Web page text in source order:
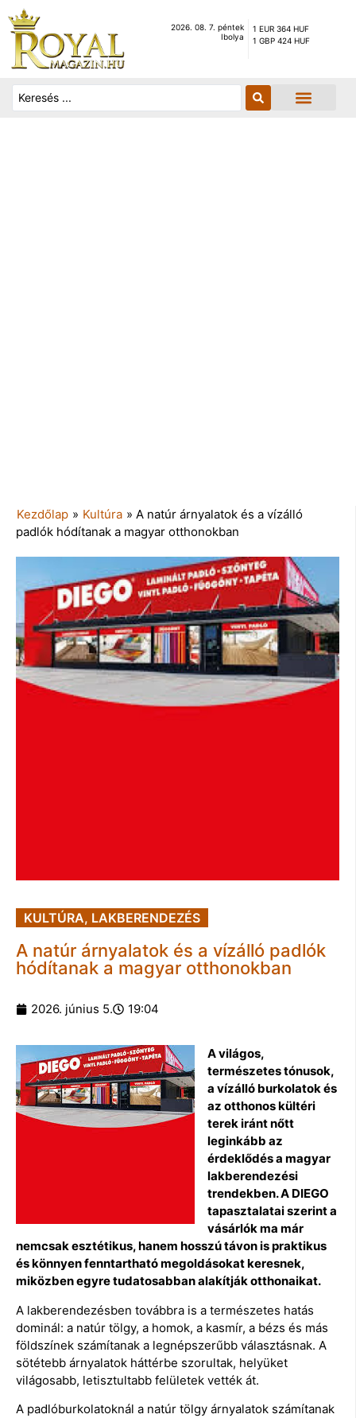
2026. 08. 7. péntek
Ibolya
1 EUR 364 HUF
1 GBP 424 HUF
Kezdőlap » Kultúra » A natúr árnyalatok és a vízálló
padlók hódítanak a magyar otthonokban
KULTÚRA, LAKBERENDEZÉS
A natúr árnyalatok és a vízálló padlók
hódítanak a magyar otthonokban
2026. június 5. 19:04
A világos,
természetes tónusok,
a vízálló burkolatok és
az otthonos kültéri
terek iránt nőtt
leginkább az
érdeklődés a magyar
lakberendezési
trendekben. A DIEGO
tapasztalatai szerint a
vásárlók ma már
nemcsak esztétikus, hanem hosszú távon is praktikus
és könnyen fenntartható megoldásokat keresnek,
miközben egyre tudatosabban alakítják otthonaikat.
A lakberendezésben továbbra is a természetes hatás
dominál: a natúr tölgy, a homok, a kasmír, a bézs és más
földszínek számítanak a legnépszerűbb választásnak. A
sötétebb árnyalatok háttérbe szorultak, helyüket
világosabb, letisztultabb felületek vették át.
A padlóburkolatoknál a natúr tölgy árnyalatok számítanak